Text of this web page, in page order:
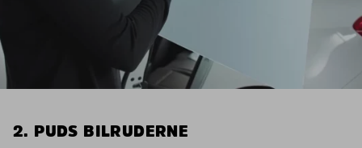
2. PUDS BILRUDERNE